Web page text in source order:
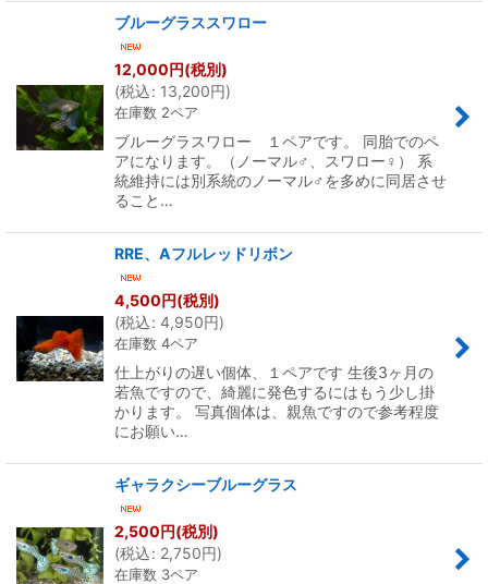
ブルーグラススワロー
12,000円(税別)
(税込: 13,200円)
在庫数 2ペア
ブルーグラスワロー １ペアです。 同胎でのペ
アになります。（ノーマル♂、スワロー♀） 系
統維持には別系統のノーマル♂を多めに同居させ
ること…
RRE、Aフルレッドリボン
4,500円(税別)
(税込: 4,950円)
在庫数 4ペア
仕上がりの遅い個体、１ペアです 生後3ヶ月の
若魚ですので、綺麗に発色するにはもう少し掛
かります。 写真個体は、親魚ですので参考程度
にお願い…
ギャラクシーブルーグラス
2,500円(税別)
(税込: 2,750円)
在庫数 3ペア